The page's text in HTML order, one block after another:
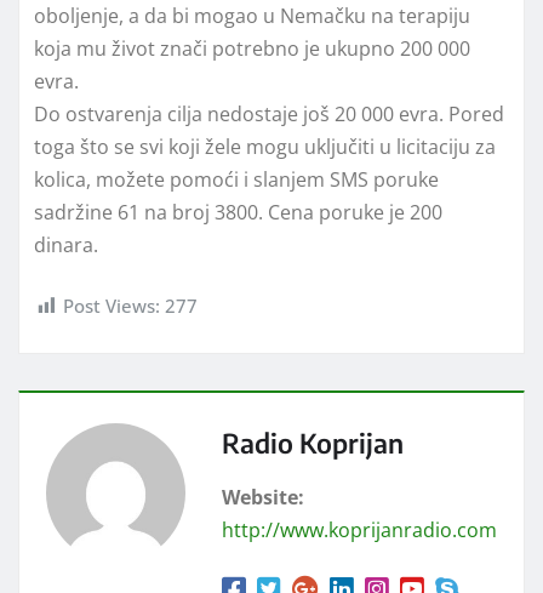
oboljenje, a da bi mogao u Nemačku na terapiju
koja mu život znači potrebno je ukupno 200 000
evra.
Do ostvarenja cilja nedostaje još 20 000 evra. Pored
toga što se svi koji žele mogu uključiti u licitaciju za
kolica, možete pomoći i slanjem SMS poruke
sadržine 61 na broj 3800. Cena poruke je 200
dinara.
Post Views: 277
Radio Koprijan
Website:
http://www.koprijanradio.com